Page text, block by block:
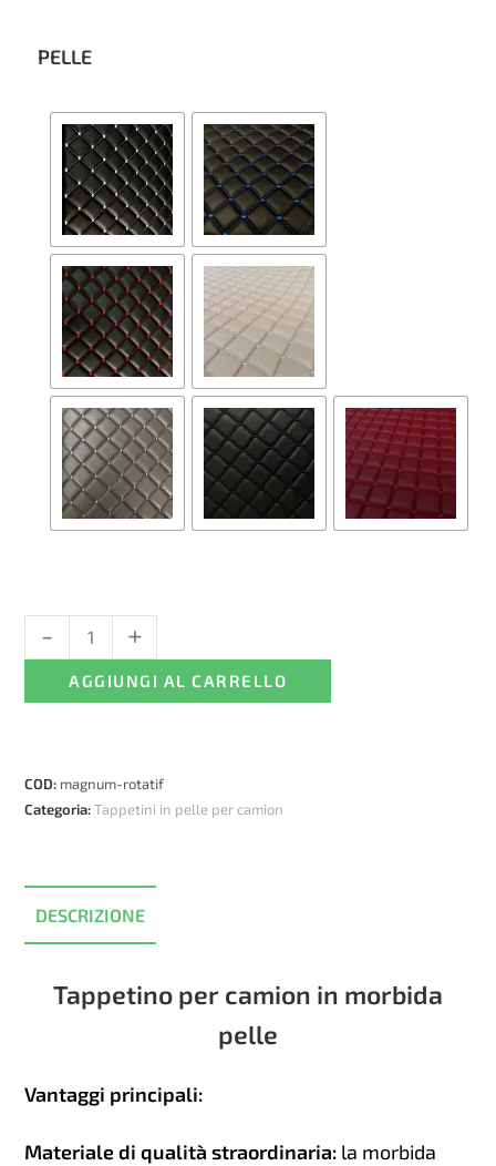
PELLE
in
Automatico
quantità
- +
AGGIUNGI AL CARRELLO
COD: magnum-rotatif
Categoria:Tappetini in pelle per camion
DESCRIZIONE
Tappetino per camion in morbida
pelle
Vantaggi principali:
Materiale di qualità straordinaria: la morbida